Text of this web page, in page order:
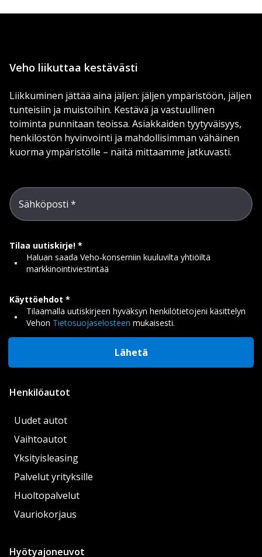
Veho liikuttaa kestävästi
Liikkuminen jättää aina jäljen: jäljen ympäristöön, jäljen
tunteisiin ja muistoihin. Kestävä ja vastuullinen
toiminta punnitaan teoissa. Asiakkaiden tyytyväisyys,
henkilöstön hyvinvointi ja mahdollisimman vähäinen
kuorma ympäristölle – näitä mittaamme jatkuvasti.
Sähköposti
Tilaa uutiskirje!
Haluan saada Veho-konserniin kuuluvilta yhtiöiltä
markkinointiviestintää
Käyttöehdot
Tilaamalla uutiskirjeen hyväksyn henkilötietojeni käsittelyn
Vehon Tietosuojaselosteen mukaisesti.
Lähetä
Henkilöautot
Uudet autot
Vaihtoautot
Yksityisleasing
Palvelut yrityksille
Huoltopalvelut
Vauriokorjaus
Hyötyajoneuvot